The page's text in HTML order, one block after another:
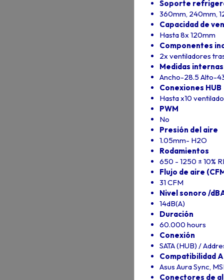
Soporte
360mm, 240mm,
Capacidad de
Hasta 8x 120mm
Componentes
2x ventiladores
Medidas internas
Ancho-28.5 Alto-
Conexiones HUB
Hasta x10
PWM
No
Presión del aire
1.05mm- H2O
Rodamientos
650 - 1250 ± 10%
Flujo de aire
31 CFM
Nivel sonoro /
14dB(A)
Duración
60.000 hours
Conexión
SATA (HUB) /
Compatibilidad
Asus Aura Sync,
Conectores de